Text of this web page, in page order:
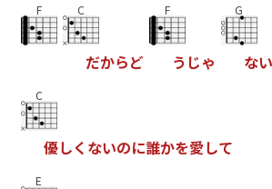
F C
だからど
F
う じゃ
G
ない
C
優しく ないのに誰かを愛して
E